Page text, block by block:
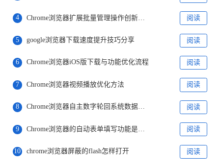
4 Chrome浏览器扩展批量管理操作创新实战教程 阅读
5 google浏览器下载速度提升技巧分享 阅读
6 Chrome浏览器iOS版下载与功能优化流程 阅读
7 Chrome浏览器视频播放优化方法 阅读
8 Chrome浏览器自主数字轮回系统数据重生 阅读
9 阅读
10 chrome浏览器屏蔽的flash怎样打开 阅读